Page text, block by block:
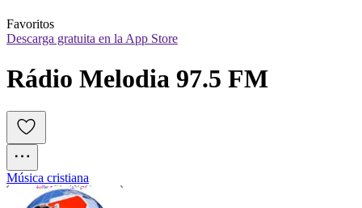
Favoritos
Descarga gratuita en la App Store
Rádio Melodia 97.5 FM
Música cristiana